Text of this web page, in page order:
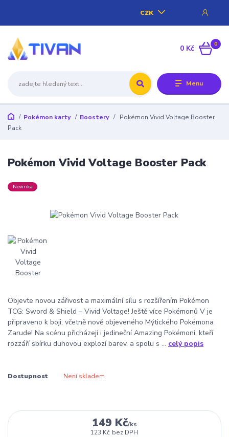
Menu
CZK
0
0 Kč
Pokémon karty Boostery
Pokémon Vivid Voltage Booster
Pack
Pokémon Vivid Voltage Booster Pack
Novinka
Objevte novou zářivost a maximální sílu s rozšířením Pokémon
TCG: Sword & Shield – Vivid Voltage! Ještě více Pokémonů V je
připraveno k boji, včetně nově objeveného Mýtického Pokémona
Zarude! Na scénu přicházejí i jedineční Amazing Pokémoni, kteří
rozzáří sbírku duhovou explozí barev, a spolu s ... celý popis
Dostupnost Není skladem
149 Kč/ks
123 Kč bez DPH